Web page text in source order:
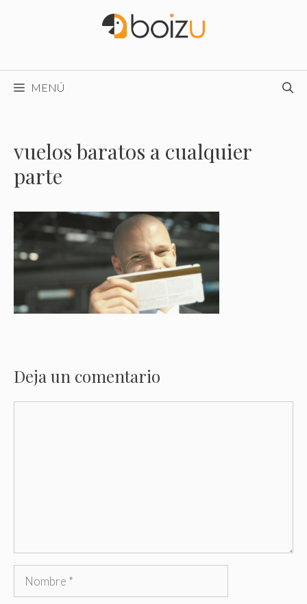
MENÚ
vuelos baratos a cualquier
parte
Deja un comentario
Nombre